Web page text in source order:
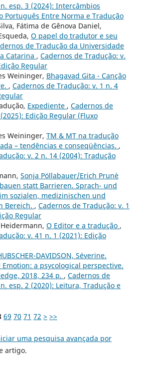
esp. 3 (2024): Intercâmbios
Português Entre Norma e Tradução
Fátima de Gênova Daniel,
O papel do tradutor e seu
de Tradução da Universidade
Catarina , Cadernos de Tradução: v.
Regular
Weininger, Bhagavad Gita - Canção
, Cadernos de Tradução: v. 1 n. 4
Expediente , Cadernos de
Edição Regular (Fluxo
Weininger, TM & MT na tradução
– tendências e conseqüências. ,
v. 2 n. 14 (2004): Tradução
Sonja Pöllabauer/Erich Prunè
statt Barrieren. Sprach- und
sozialen, medizinischen und
Bereich. , Cadernos de Tradução: v. 1
Regular
O Editor e a tradução ,
v. 41 n. 1 (2021): Edição
DAVIDSON, Séverine.
a psycological perspective.
2018, 234 p. , Cadernos de
esp. 2 (2020): Leitura, Tradução e
69 70 71 72 > >>
uma pesquisa avançada por
artigo.